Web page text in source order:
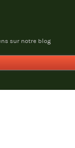
sur notre blog